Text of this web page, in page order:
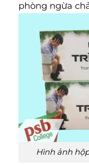
phòng ngừa
Hình ảnh